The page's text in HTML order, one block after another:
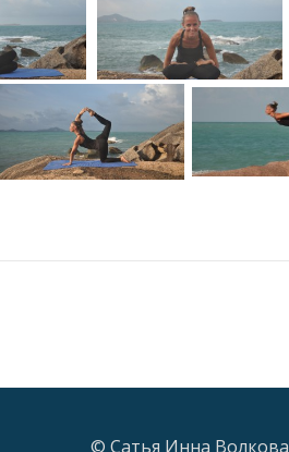
© Сатья Инна Волкова